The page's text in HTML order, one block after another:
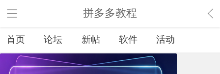
拼多多教程
首页 论坛 新帖 软件 活动